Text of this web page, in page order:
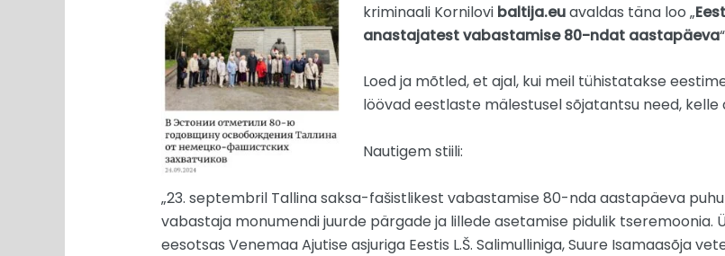
kriminaali Kornilovi baltija.euavaldas täna loo „
anastajatest vabastamise 80-ndat aastapäeva
Loed ja mõtled, et ajal, kui meil tühistatakse
löövad eestlaste mälestusel sõjatantsu need, kelle
Nautigem stiili:
„23. septembril Tallina saksa-fašistlikest vabastamise 80-nda aastapäeva
vabastaja monumendi juurde pärgade ja lillede asetamise pidulik tseremoonia.
eesotsas Venemaa Ajutise asjuriga Eestis L.Š. Salimulliniga, Suure Isamaasõja